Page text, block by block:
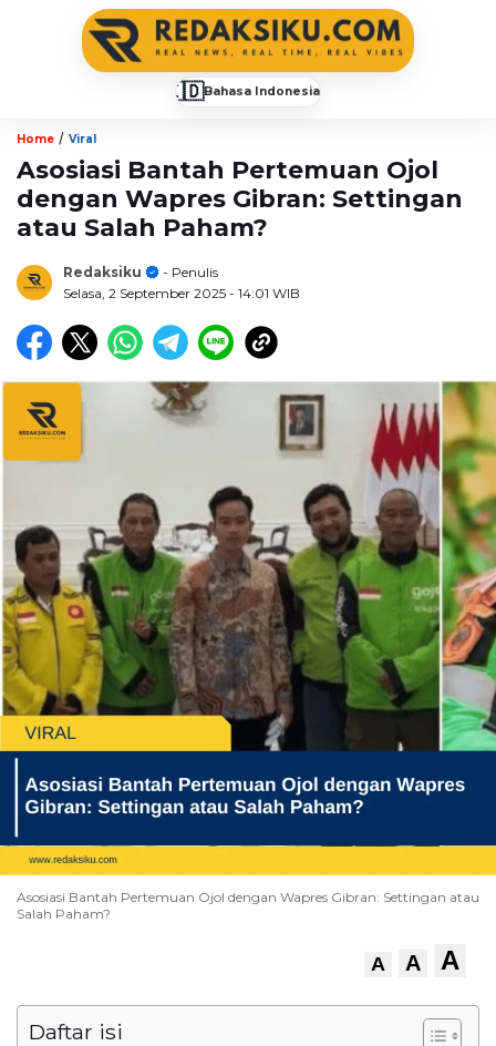
🇮🇩Bahasa Indonesia
Home / Viral
Asosiasi Bantah Pertemuan Ojol
dengan Wapres Gibran: Settingan
atau Salah Paham?
Redaksiku
- Penulis
Selasa, 2 September 2025 - 14:01 WIB
Asosiasi Bantah Pertemuan Ojol dengan Wapres Gibran: Settingan atau
Salah Paham?
A A A
Daftar isi